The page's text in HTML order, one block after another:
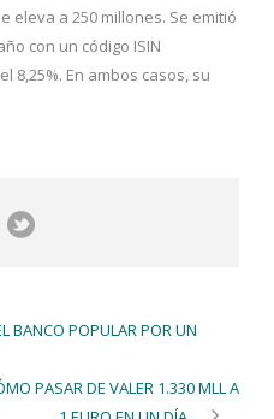
eleva a 250 millones. Se emitió
con un código ISIN
8,25%. En ambos casos, su
BANCO POPULAR POR UN
PASAR DE VALER 1.330 MLL A